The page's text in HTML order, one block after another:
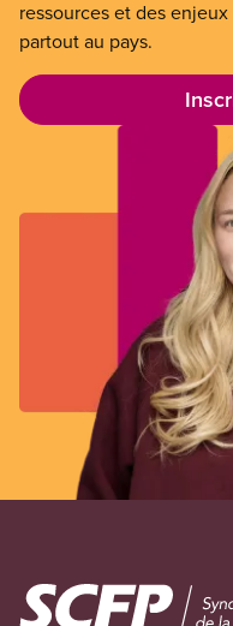
ressources et des
partout au pays.
Image